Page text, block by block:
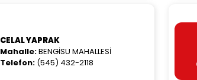
CELAL YAPRAK
Mahalle:BENGİSU MAHALLESİ
Telefon: (545) 432-2118